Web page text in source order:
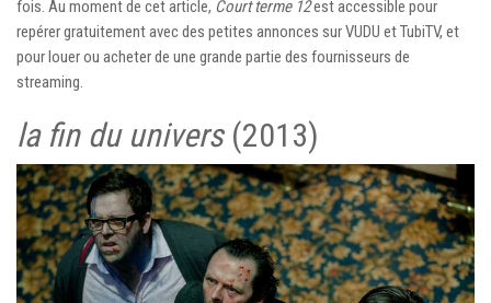
fois. Au moment de cet article, Court terme 12est accessible pour
repérer gratuitement avec des petites annonces sur VUDU et TubiTV, et
pour louer ou acheter de une grande partie des fournisseurs de
streaming.
la fin du univers(2013)